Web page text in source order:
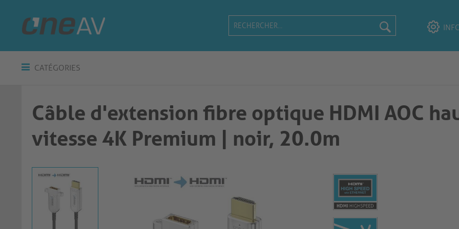
CATÉGORIES
Câble d'extension fibre optique HDMI AOC
vitesse 4K Premium | noir, 20.0m​​​​​​​